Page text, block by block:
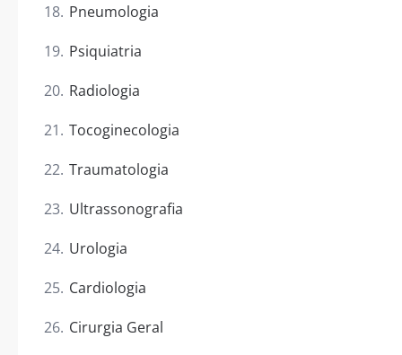
Pneumologia
Psiquiatria
Radiologia
Tocoginecologia
Traumatologia
Ultrassonografia
Urologia
Cardiologia
Cirurgia Geral